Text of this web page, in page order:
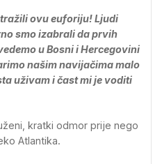
ovu euforiju! Ljudi
smo izabrali da prvih
u Bosni i Hercegovini
našim navijačima malo
uživam i čast mi je voditi
kratki odmor prije nego
Atlantika.